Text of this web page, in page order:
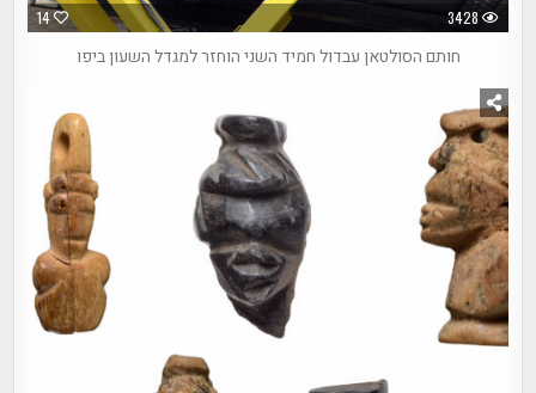
14 3428
חותם הסולטאן עבדול חמיד השני הוחזר למגדל השעון ביפו